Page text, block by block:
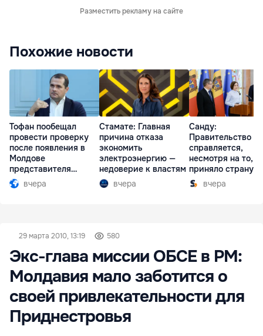
Разместить рекламу на сайте
Похожие новости
Тофан пообещал
провести проверку
после появления в
Молдове
представителя
Южной Осетии
вчера
Стамате: Главная
причина отказа
экономить
электроэнергию —
недоверие к властям
вчера
Санду:
Правительство
справляется,
несмотря на то,
приняло страну в
разгар кризиса
вчера
29 марта 2010, 13:19 580
Экс-глава миссии ОБСЕ в РМ:
Молдавия мало заботится о
своей привлекательности для
Приднестровья